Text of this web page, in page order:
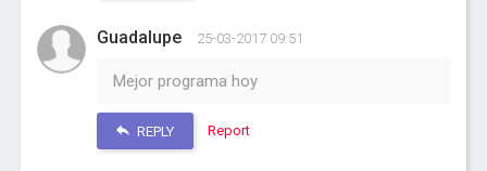
Guadalupe 25-03-2017 09:51
Mejor programa hoy
REPLY Report